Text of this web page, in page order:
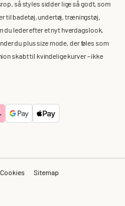
så styles sidder lige så godt, som
til badetøj, undertøj, træningstøj,
du leder efter et nyt hverdagslook,
du plus size mode, der føles som
skabt til kvindelige kurver – ikke
Cookies Sitemap